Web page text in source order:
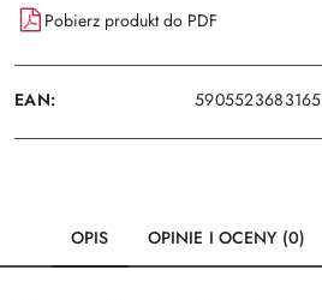
Pobierz produkt do PDF
EAN: 5905523683165
OPIS OPINIE I OCENY (0)